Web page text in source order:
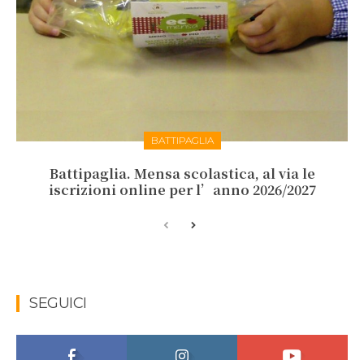
BATTIPAGLIA
Battipaglia. Mensa scolastica, al via le
iscrizioni online per l’anno 2026/2027
SEGUICI